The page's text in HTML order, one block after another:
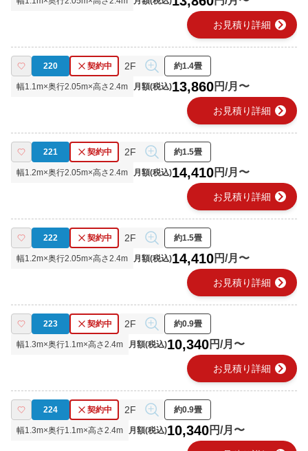
お見積り詳細 chevron_right
220 契約中 2F 約1.4畳
幅1.1m×奥行2.05m×高さ2.4m 月額(税込)13,860円/月〜
お見積り詳細 chevron_right
221 契約中 2F 約1.5畳
幅1.2m×奥行2.05m×高さ2.4m 月額(税込)14,410円/月〜
お見積り詳細 chevron_right
222 契約中 2F 約1.5畳
幅1.2m×奥行2.05m×高さ2.4m 月額(税込)14,410円/月〜
お見積り詳細 chevron_right
223 契約中 2F 約0.9畳
幅1.3m×奥行1.1m×高さ2.4m 月額(税込)10,340円/月〜
お見積り詳細 chevron_right
224 契約中 2F 約0.9畳
幅1.3m×奥行1.1m×高さ2.4m 月額(税込)10,340円/月〜